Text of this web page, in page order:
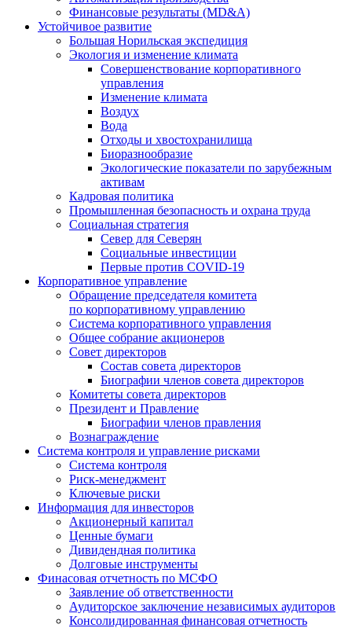
Финансовые результаты (MD&A)
Устойчивое развитие
Большая Норильская экспедиция
Экология и изменение климата
Совершенствование корпоративного
управления
Изменение климата
Воздух
Вода
Отходы и хвостохранилища
Биоразнообразие
Экологические показатели по зарубежным
активам
Кадровая политика
Промышленная безопасность и охрана труда
Социальная стратегия
Север для Северян
Социальные инвестиции
Первые против COVID‑19
Корпоративное управление
Обращение председателя комитета
по корпоративному управлению
Система корпоративного управления
Общее собрание акционеров
Совет директоров
Состав совета директоров
Биографии членов совета директоров
Комитеты совета директоров
Президент и Правление
Биографии членов правления
Вознаграждение
Система контроля и управление рисками
Система контроля
Риск-менеджмент
Ключевые риски
Информация для инвесторов
Акционерный капитал
Ценные бумаги
Дивидендная политика
Долговые инструменты
Финасовая отчетность по МСФО
Заявление об ответственности
Аудиторское заключение независимых аудиторов
Консолидированная финансовая отчетность